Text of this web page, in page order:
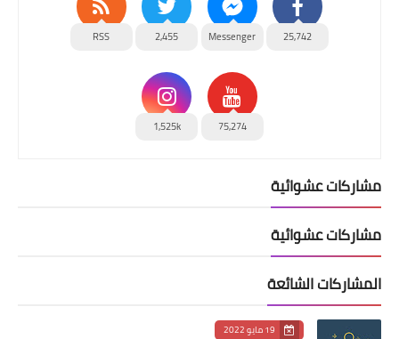
25,742
Messenger
2,455
RSS
75,274
1,525k
مشاركات عشوائية
مشاركات عشوائية
المشاركات الشائعة
19 مايو 2022